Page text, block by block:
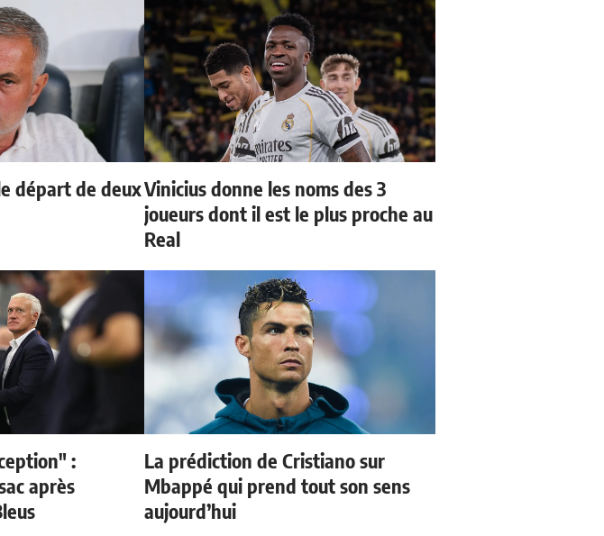
départ de deuxVinicius donne les noms des 3
joueurs dont il est le plus proche au
Real
:
après
La prédiction de Cristiano sur
Mbappé qui prend tout son sens
aujourd’hui